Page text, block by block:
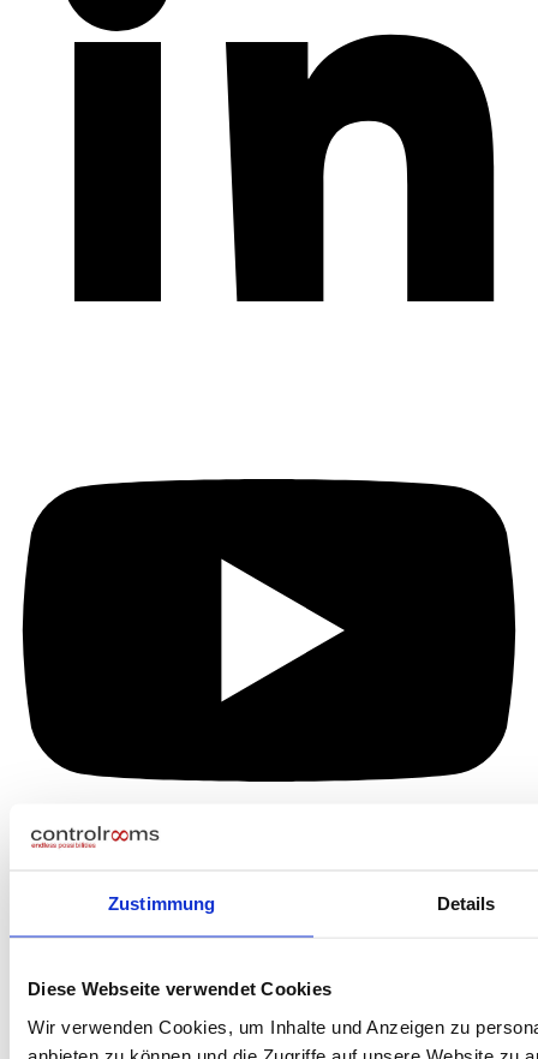
Zustimmung Details
Diese Webseite verwendet Cookies
Wir verwenden Cookies, um Inhalte und Anzeigen zu
anbieten zu können und die Zugriffe auf unsere Website zu